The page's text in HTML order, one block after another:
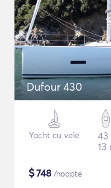
Dufour 430
Yacht cu vele
13
$748 /noapte